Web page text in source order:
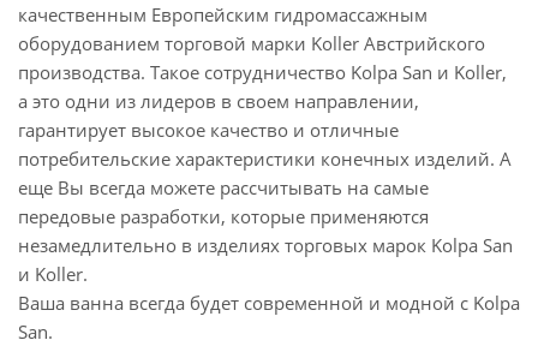
качественным Европейским гидромассажным
оборудованием торговой марки Koller Австрийского
производства. Такое сотрудничество Kolpa San и Koller,
а это одни из лидеров в своем направлении,
гарантирует высокое качество и отличные
потребительские характеристики конечных изделий. А
еще Вы всегда можете рассчитывать на самые
передовые разработки, которые применяются
незамедлительно в изделиях торговых марок Kolpa San
и Koller.
Ваша ванна всегда будет современной и модной с Kolpa
San.